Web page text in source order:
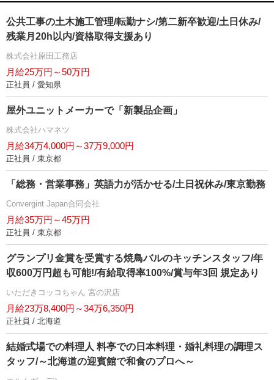
公共工事の土木施工管理/転勤ナシ/第二新卒歓迎/土日休み/
残業月20h以内/資格取得支援あり
株式会社原田工務店
月給25万円～50万円
正社員 / 愛知県
屋外ユニットメーカーで「新製品企画」
株式会社ハマネツ
月給34万4,000円～37万9,000円
正社員 / 東京都
「総務・営業事務」英語力が活かせる/土日祝休み/東京勤務
Convergint Japan合同会社
月給35万円～45万円
正社員 / 東京都
グランプリ金賞を受賞する焼鳥バルのキッチンスタッフ/年
収600万円超も可能!/有給取得率100%/賞与年3回 規定あり
いただきコッコちゃん 宮の沢店
月給23万8,400円～34万6,350円
正社員 / 北海道
結婚式場での料理人 料亭での日本料理・婚礼料理の調理ス
タッフ/～北海道の迎賓館で和食のプロへ～